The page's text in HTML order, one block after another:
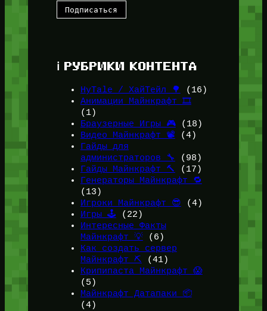
ℹ️ РУБРИКИ КОНТЕНТА
HyTale / ХайТейл 🌳
(16)
Анимации Майнкрафт 🎞️
(1)
Браузерные Игры 🎮(18)
Видео Майнкрафт 📽️ (4)
Гайды для
администраторов 🔧
(98)
Гайды Майнкрафт 🔨
(17)
Генераторы Майнкрафт 🔁
(13)
Игроки Майнкрафт 😎 (4)
Игры 🕹️ (22)
Интересные Факты
Майнкрафт 💡(6)
Как создать сервер
Майнкрафт ⛏️ (41)
Крипипаста Майнкрафт 😱
(5)
Майнкрафт Датапаки 📦
(4)